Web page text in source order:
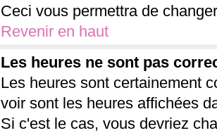
Ceci vous permettra de
Revenir en haut
Les heures ne sont pas
Les heures sont certainement
voir sont les heures affichées
Si c'est le cas, vous devriez